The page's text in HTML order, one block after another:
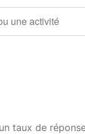
une activité
taux de